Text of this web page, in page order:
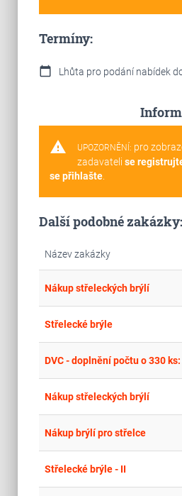
Termíny:
calendar_today Lhůta pro podání nabídek
warning UPOZORNĚNÍ: pro
zadavateli se
se přihlašte.
Další podobné zakázky:
Název zakázky
Nákup střeleckých brýlí
Střelecké brýle
Nákup střeleckých brýlí
Nákup brýlí pro střelce
Střelecké brýle - II